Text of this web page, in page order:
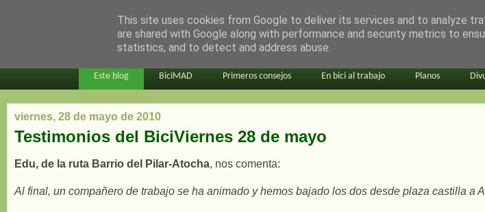
en bici por madrid
Este blog BiciMAD Primeros consejos En bici al trabajo Planos
viernes, 28 de mayo de 2010
Testimonios del BiciViernes 28 de mayo
Edu, de la ruta Barrio del Pilar-Atocha, nos comenta:
Al final, un compañero de trabajo se ha animado y hemos bajado los dos desde plaza castilla a
This site uses cookies from Google to deliver its services and to analyze
are shared with Google along with performance and security metrics to
statistics, and to detect and address abuse.